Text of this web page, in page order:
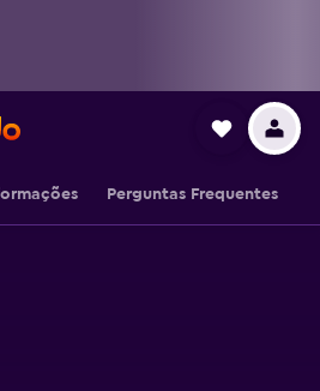
Perguntas Frequentes